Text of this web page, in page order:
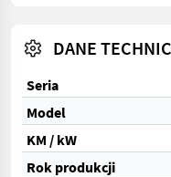
DANE
Seria
Model
KM / kW
Rok produkcji